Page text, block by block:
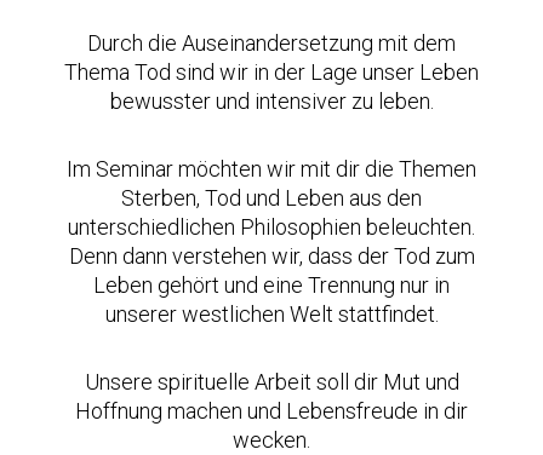
Durch die Auseinandersetzung mit dem
Thema Tod sind wir in der Lage unser Leben
bewusster und intensiver zu leben.
Im Seminar möchten wir mit dir die Themen
Sterben, Tod und Leben aus den
unterschiedlichen Philosophien beleuchten.
Denn dann verstehen wir, dass der Tod zum
Leben gehört und eine Trennung nur in
unserer westlichen Welt stattfindet.
Unsere spirituelle Arbeit soll dir Mut und
Hoffnung machen und Lebensfreude in dir
wecken.